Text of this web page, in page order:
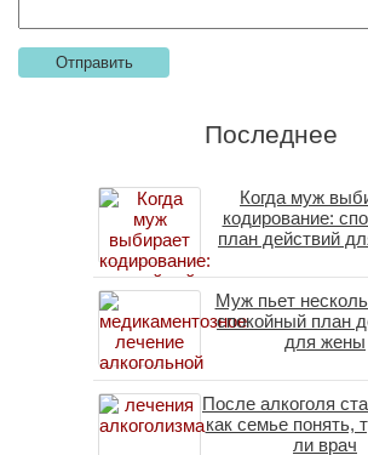
Последнее
Когда муж
кодирование:
план действий
Муж пьет
спокойный план
для жены
После алкоголя
как семье понять,
ли врач